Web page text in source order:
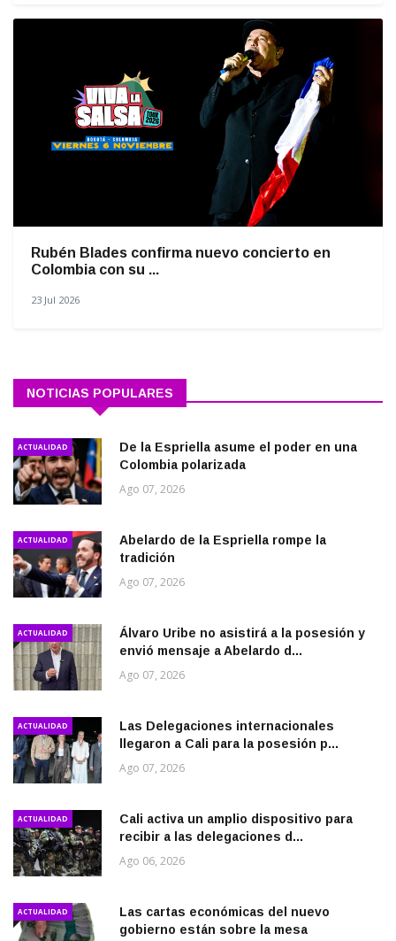
Rubén Blades confirma nuevo concierto en
Colombia con su ...
23 Jul 2026
NOTICIAS POPULARES
ACTUALIDAD
De la Espriella asume el poder en una
Colombia polarizada
Ago 07, 2026
ACTUALIDAD
Abelardo de la Espriella rompe la
tradición
Ago 07, 2026
ACTUALIDAD
Álvaro Uribe no asistirá a la posesión y
envió mensaje a Abelardo d...
Ago 07, 2026
ACTUALIDAD
Las Delegaciones internacionales
llegaron a Cali para la posesión p...
Ago 07, 2026
ACTUALIDAD
Cali activa un amplio dispositivo para
recibir a las delegaciones d...
Ago 06, 2026
ACTUALIDAD
Las cartas económicas del nuevo
gobierno están sobre la mesa